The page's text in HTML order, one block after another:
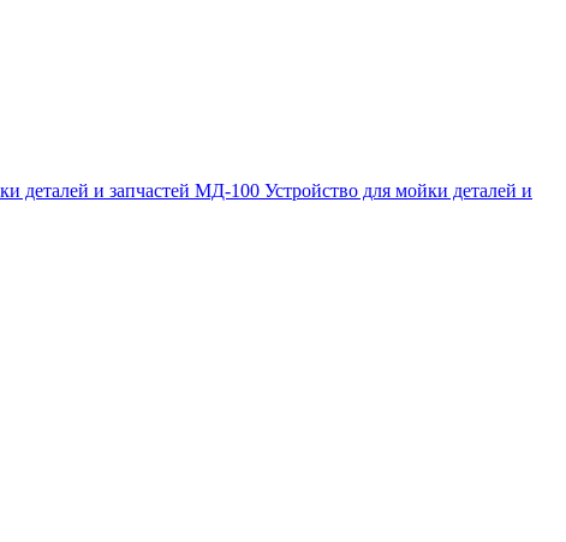
деталей и запчастей МД-100 Устройство для мойки деталей и